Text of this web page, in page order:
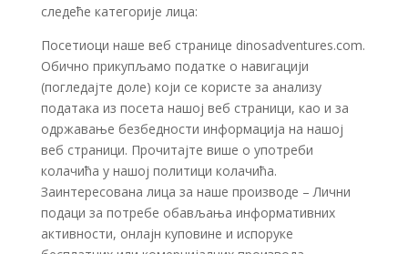
следеће категорије лица:
Посетиоци наше веб странице dinosadventures.com.
Обично прикупљамо податке о навигацији
(погледајте доле) који се користе за анализу
података из посета нашој веб страници, као и за
одржавање безбедности информација на нашој
веб страници. Прочитајте више о употреби
колачића у нашој политици колачића.
Заинтересована лица за наше производе – Лични
подаци за потребе обављања информативних
активности, онлајн куповине и испоруке